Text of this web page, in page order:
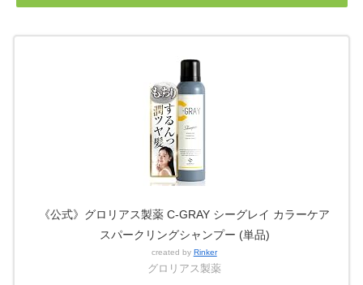
《公式》グロリアス製薬 C-GRAY シーグレイ カラーケア
スパークリングシャンプー (単品)
created by Rinker
グロリアス製薬